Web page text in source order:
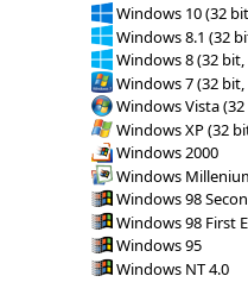
Windows 10 (32
Windows 8.1 (32
Windows 8 (32 bit,
Windows 7 (32 bit,
Windows Vista
Windows XP (32
Windows 2000
Windows
Windows 98
Windows 98 First
Windows 95
Windows NT 4.0